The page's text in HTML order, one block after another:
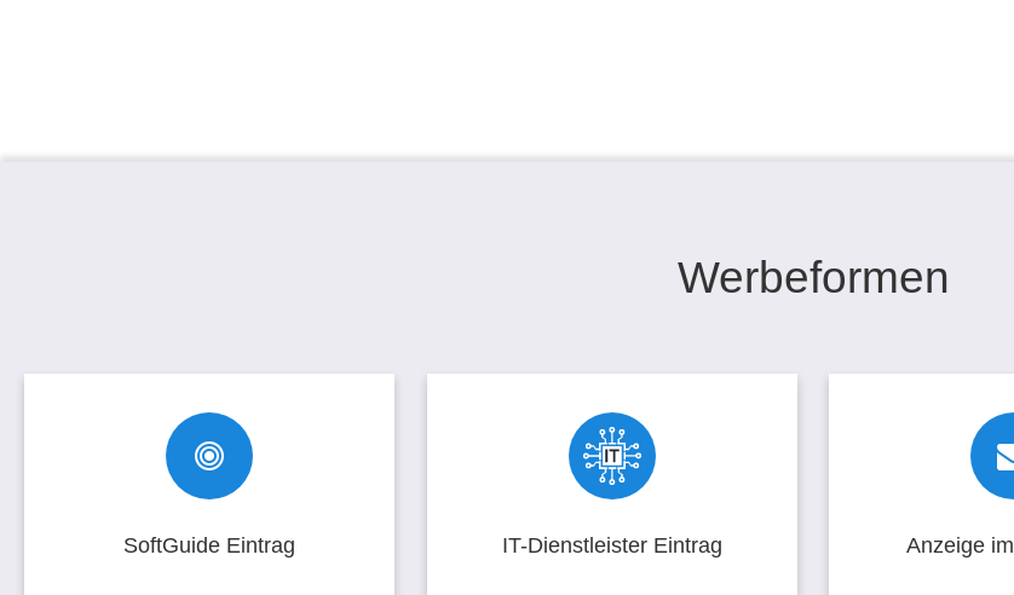
Werbeformen
SoftGuide Eintrag
SoftGuide Eintrag
Seien Sie präsent, dort wo Software
SoftGuide im Schnitt 300 Kontakte
zwischen Softwaresuchenden und
IT-Dienstleister Eintrag
IT-Dienstleister Eintrag
Im IT-Dienstleister Guide sind Sie mit
wo nach Dienstleistungen, IT-Firmen
und Softwareentwickler gesucht wird.
Anzeige
Anzeige
Mit einer
Zielgruppe von